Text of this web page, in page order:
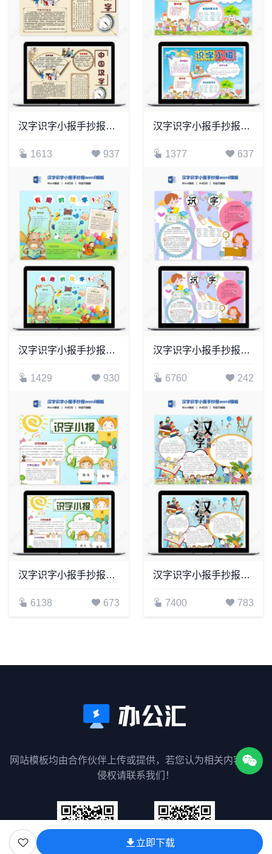
立即下载
汉字识字小报手抄报word模板(27)
1613 937
汉字识字小报手抄报word模板(17)
1377 637
汉字识字小报手抄报word模板(21)
1429 930
汉字识字小报手抄报word模板(1)
6760 242
汉字识字小报手抄报word模板(9)
6138 673
汉字识字小报手抄报word模板(35)
7400 783
网站模板均由合作伙伴上传或提供，若您认为相关内容涉嫌
侵权请联系我们！